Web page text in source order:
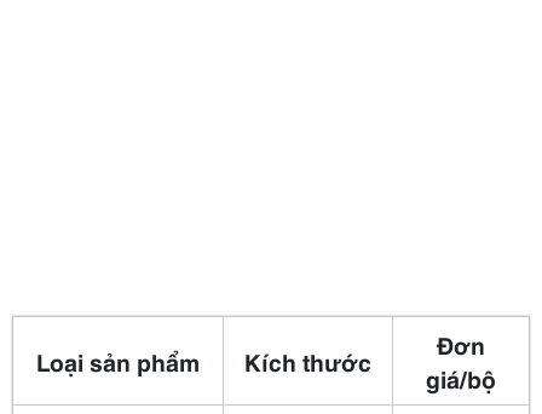
Loại sản phẩm Kích thước
Đơn
giá/bộ